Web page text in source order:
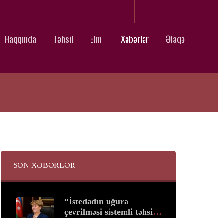
Haqqında Təhsil Elm Xəbərlər Əlaqə
SON XƏBƏRLƏR
“İstedadın uğura
çevrilməsi sistemli təhsil